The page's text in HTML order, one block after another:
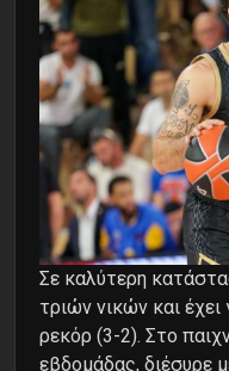
Σε καλύτερη
τριών νικών και
ρεκόρ (3-2). Στο
εβδομάδας, διέσυρε